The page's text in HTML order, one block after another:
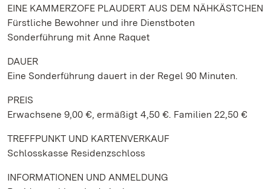
EINE KAMMERZOFE PLAUDERT AUS DEM NÄHKÄSTCHEN
Fürstliche Bewohner und ihre Dienstboten
Sonderführung mit Anne Raquet
DAUER
Eine Sonderführung dauert in der Regel 90 Minuten.
PREIS
Erwachsene 9,00 €, ermäßigt 4,50 €. Familien 22,50 €
TREFFPUNKT UND KARTENVERKAUF
Schlosskasse Residenzschloss
INFORMATIONEN UND ANMELDUNG